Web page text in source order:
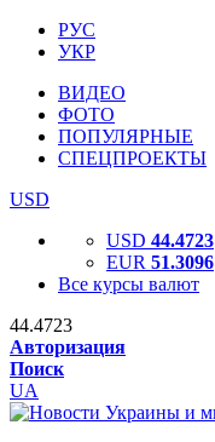
РУС
УКР
ВИДЕО
ФОТО
ПОПУЛЯРНЫЕ
СПЕЦПРОЕКТЫ
USD
USD 44.4723
EUR 51.3096
Все курсы валют
44.4723
Авторизация
Поиск
UA